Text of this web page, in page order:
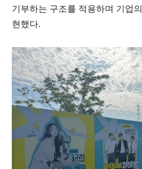
기부하는 구조를 적용하며 기업
현했다.